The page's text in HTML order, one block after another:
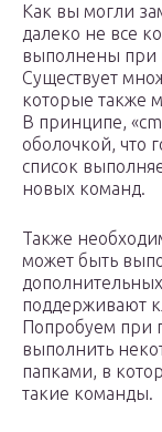
Как вы могли
далеко не все
выполнены при
Существует
которые также
В принципе,
оболочкой, что
список
новых команд.
Также
может быть
поддерживают
Попробуем при
выполнить
папками, в
такие команды.